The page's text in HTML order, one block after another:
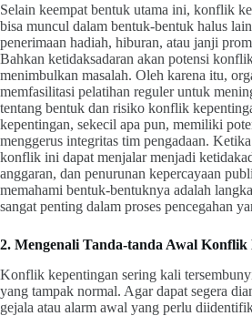
Selain keempat bentuk utama ini, konflik
bisa muncul dalam bentuk-bentuk halus
penerimaan hadiah, hiburan, atau janji
Bahkan ketidaksadaran akan potensi
menimbulkan masalah. Oleh karena itu,
memfasilitasi pelatihan reguler untuk
tentang bentuk dan risiko konflik
kepentingan, sekecil apa pun, memiliki
menggerus integritas tim pengadaan.
konflik ini dapat menjalar menjadi
anggaran, dan penurunan kepercayaan
memahami bentuk-bentuknya adalah
sangat penting dalam proses pencegahan
2. Mengenali Tanda-tanda Awal Konflik
Konflik kepentingan sering kali
yang tampak normal. Agar dapat segera
gejala atau alarm awal yang perlu